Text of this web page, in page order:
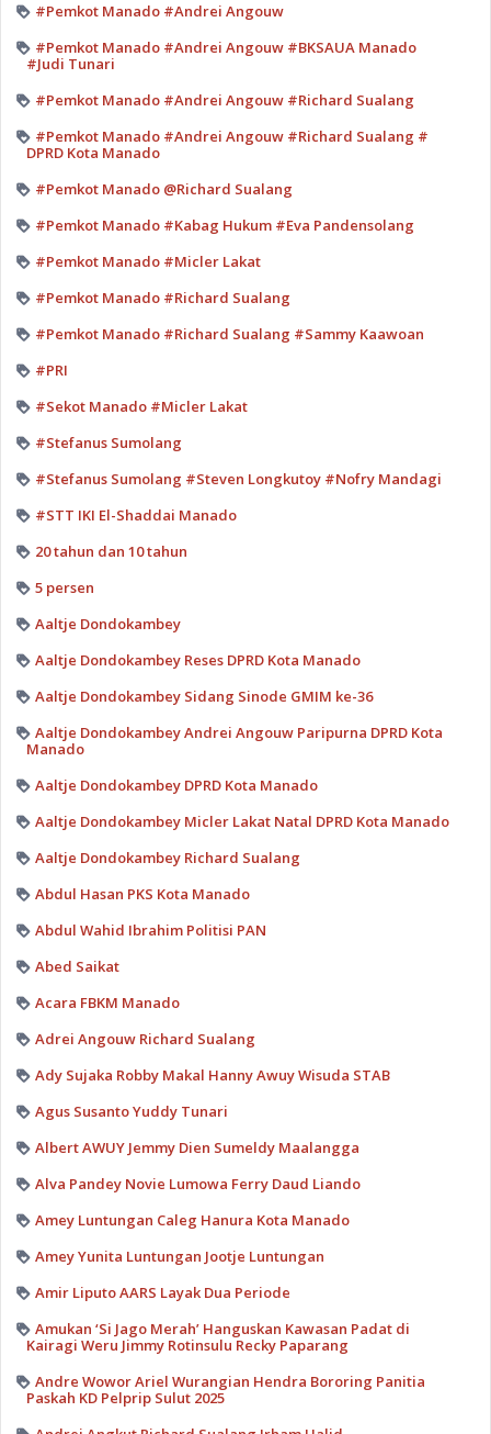
#Pemkot Manado #Andrei Angouw
#Pemkot Manado #Andrei Angouw #BKSAUA Manado
#Judi Tunari
#Pemkot Manado #Andrei Angouw #Richard Sualang
#Pemkot Manado #Andrei Angouw #Richard Sualang #
DPRD Kota Manado
#Pemkot Manado @Richard Sualang
#Pemkot Manado #Kabag Hukum #Eva Pandensolang
#Pemkot Manado #Micler Lakat
#Pemkot Manado #Richard Sualang
#Pemkot Manado #Richard Sualang #Sammy Kaawoan
#PRI
#Sekot Manado #Micler Lakat
#Stefanus Sumolang
#Stefanus Sumolang #Steven Longkutoy #Nofry Mandagi
#STT IKI El-Shaddai Manado
20 tahun dan 10 tahun
5 persen
Aaltje Dondokambey
Aaltje Dondokambey Reses DPRD Kota Manado
Aaltje Dondokambey Sidang Sinode GMIM ke-36
Aaltje Dondokambey Andrei Angouw Paripurna DPRD Kota
Manado
Aaltje Dondokambey DPRD Kota Manado
Aaltje Dondokambey Micler Lakat Natal DPRD Kota Manado
Aaltje Dondokambey Richard Sualang
Abdul Hasan PKS Kota Manado
Abdul Wahid Ibrahim Politisi PAN
Abed Saikat
Acara FBKM Manado
Adrei Angouw Richard Sualang
Ady Sujaka Robby Makal Hanny Awuy Wisuda STAB
Agus Susanto Yuddy Tunari
Albert AWUY Jemmy Dien Sumeldy Maalangga
Alva Pandey Novie Lumowa Ferry Daud Liando
Amey Luntungan Caleg Hanura Kota Manado
Amey Yunita Luntungan Jootje Luntungan
Amir Liputo AARS Layak Dua Periode
Amukan ‘Si Jago Merah’ Hanguskan Kawasan Padat di
Kairagi Weru Jimmy Rotinsulu Recky Paparang
Andre Wowor Ariel Wurangian Hendra Bororing Panitia
Paskah KD Pelprip Sulut 2025